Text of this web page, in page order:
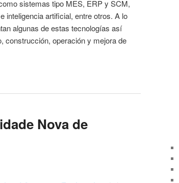
sistemas tipo MES, ERP y SCM,
inteligencia artificial, entre otros. A lo
algunas de estas tecnologías así
construcción, operación y mejora de
Nova de